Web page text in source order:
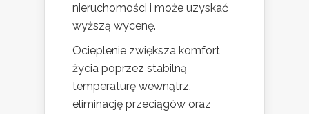
nieruchomości i może uzyskać
wyższą wycenę.
Ocieplenie zwiększa komfort
życia poprzez stabilną
temperaturę wewnątrz,
eliminację przeciągów oraz